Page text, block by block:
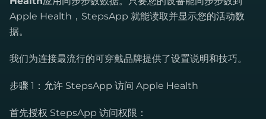
Apple Health，StepsApp 就能读取并显示您的活动数
据。
我们为连接最流行的可穿戴品牌提供了设置说明和技巧。
步骤 1：允许 StepsApp 访问 Apple Health
首先授权 StepsApp 访问权限：